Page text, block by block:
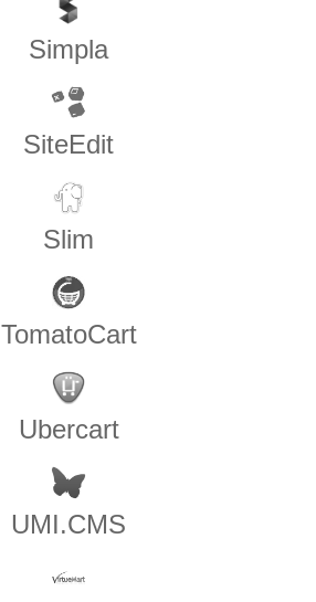
Simpla
SiteEdit
Slim
TomatoCart
Ubercart
UMI.CMS